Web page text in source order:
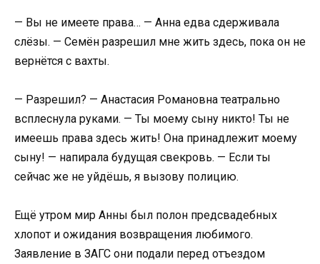
— Вы не имеете права… — Анна едва сдерживала
слёзы. — Семён разрешил мне жить здесь, пока он не
вернётся с вахты.
— Разрешил? — Анастасия Романовна театрально
всплеснула руками. — Ты моему сыну никто! Ты не
имеешь права здесь жить! Она принадлежит моему
сыну! — напирала будущая свекровь. — Если ты
сейчас же не уйдёшь, я вызову полицию.
Ещё утром мир Анны был полон предсвадебных
хлопот и ожидания возвращения любимого.
Заявление в ЗАГС они подали перед отъездом